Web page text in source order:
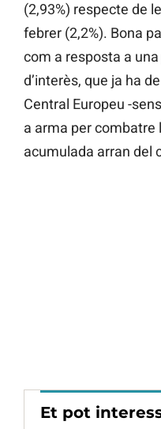
(2,93%) respecte de
febrer (2,2%). Bona
com a resposta a
d’interès, que ja ha
Central Europeu -
a arma per combatre
acumulada arran del
Et pot